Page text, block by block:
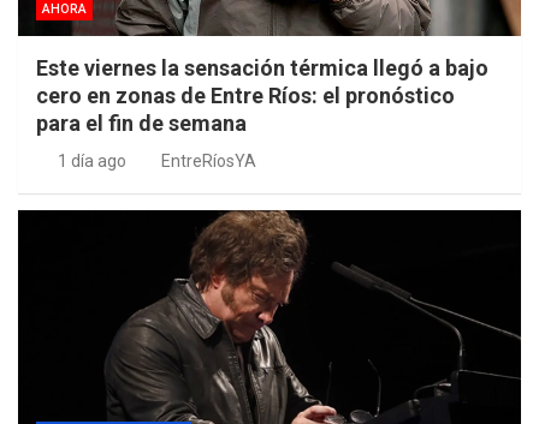
AHORA
Este viernes la sensación térmica llegó a bajo
cero en zonas de Entre Ríos: el pronóstico
para el fin de semana
1 día ago EntreRíosYA